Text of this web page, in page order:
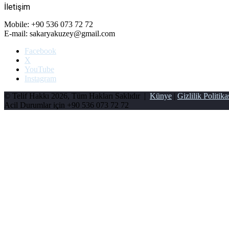
İletişim
Mobile: +90 536 073 72 72
E-mail: sakaryakuzey@gmail.com
Facebook
X
YouTube
Instagram
© Telif Hakkı 2026, Tüm Hakları Saklıdır | Künye | Gizlilik
Acil Durumlar için +90 536 073 72 72